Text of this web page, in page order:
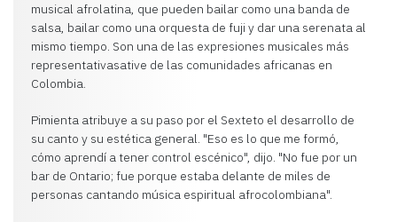
musical afrolatina, que pueden bailar como una banda de
salsa, bailar como una orquesta de fuji y dar una serenata al
mismo tiempo. Son una de las expresiones musicales más
representativasative de las comunidades africanas en
Colombia.
Pimienta atribuye a su paso por el Sexteto el desarrollo de
su canto y su estética general. "Eso es lo que me formó,
cómo aprendí a tener control escénico", dijo. "No fue por un
bar de Ontario; fue porque estaba delante de miles de
personas cantando música espiritual afrocolombiana".